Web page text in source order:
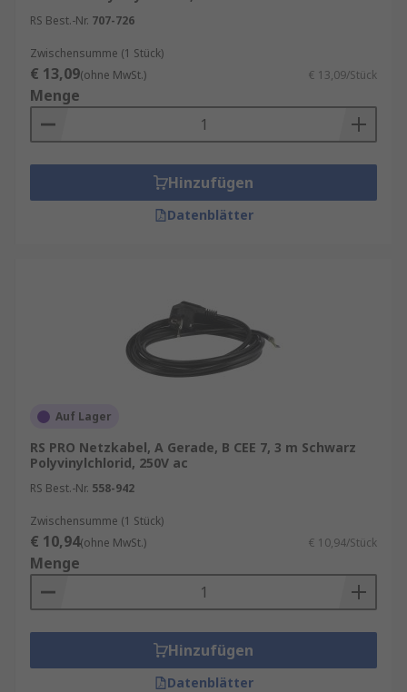
RS Best.-Nr. 707-726
Zwischensumme (1 Stück)
€ 13,09(ohne MwSt.) € 13,09/Stück
Menge
Hinzufügen
Datenblätter
Auf Lager
RS PRO Netzkabel, A Gerade, B CEE 7, 3 m Schwarz
Polyvinylchlorid, 250V ac
RS Best.-Nr. 558-942
Zwischensumme (1 Stück)
€ 10,94(ohne MwSt.) € 10,94/Stück
Menge
Hinzufügen
Datenblätter